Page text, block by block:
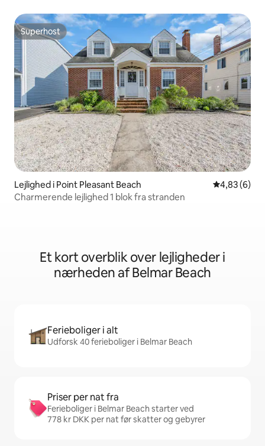
Superhost
Superhost
Lejlighed i Point Pleasant Beach 4,83 ud af 5
4,83 (6)
Charmerende lejlighed 1 blok fra stranden
Et kort overblik over lejligheder i
nærheden af Belmar Beach
Ferieboliger i alt
Udforsk 40 ferieboliger i Belmar Beach
Priser per nat fra
Ferieboliger i Belmar Beach starter ved
778 kr DKK per nat før skatter og gebyrer